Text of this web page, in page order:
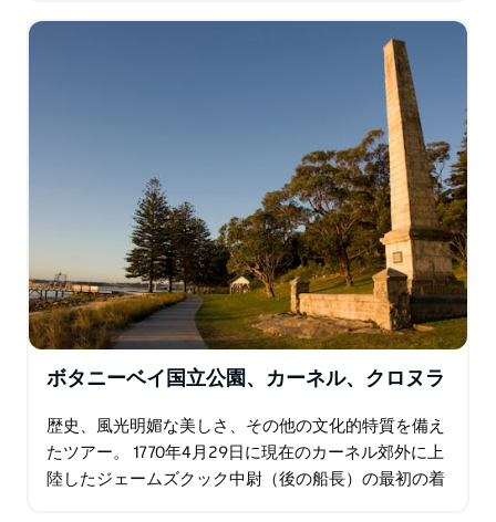
る村があります。この地域の主要な町であるカトゥー
ボタニーベイ国立公園、カーネル、クロヌラ
歴史、風光明媚な美しさ、その他の文化的特質を備え
たツアー。 1770年4月29日に現在のカーネル郊外に上
陸したジェームズクック中尉（後の船長）の最初の着